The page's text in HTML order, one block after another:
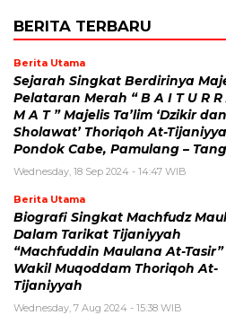
BERITA TERBARU
Berita Utama
Sejarah Singkat Berdirinya
Pelataran Merah “ B A I T U R R
M A T ” Majelis Ta’lim ‘Dzikir dan
Sholawat’ Thoriqoh At-
Pondok Cabe, Pamulang –
Wednesday, 18 Sep 2024 - 14:47 WIB
Berita Utama
Biografi Singkat Machfudz
Dalam Tarikat Tijaniyyah
“Machfuddin Maulana At-Tasir”
Wakil Muqoddam Thoriqoh At-
Tijaniyyah
Wednesday, 7 Aug 2024 - 15:38 WIB